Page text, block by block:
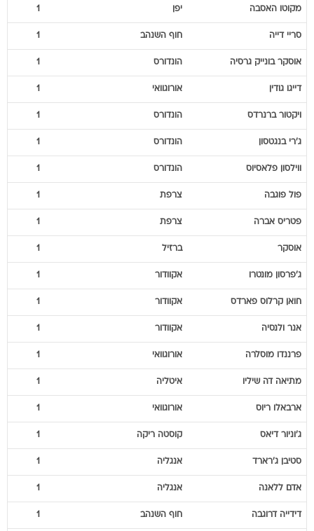
מקוטו האסבה יפן 1
סריי דייה חוף השנהב 1
אוסקר בונייק גרסיה הונדורס 1
דייגו גודין אורוגוואי 1
ויקטור ברנרדס הונדורס 1
ג'רי בנגטסון הונדורס 1
ווילסון פלאסיוס הונדורס 1
פול פוגבה צרפת 1
פטריס אברה צרפת 1
אוסקר ברזיל 1
ג'פרסון מונטרו אקוודור 1
חואן קרלוס פארדס אקוודור 1
אנר ולנסיה אקוודור 1
פרננדו מוסלרה אורוגוואי 1
מתיאה דה שיליו איטליה 1
ארבאלו ריוס אורוגוואי 1
ג'וניור דיאס קוסטה ריקה 1
סטיבן ג'רארד אנגליה 1
אדם ללאנה אנגליה 1
דידייה דרוגבה חוף השנהב 1